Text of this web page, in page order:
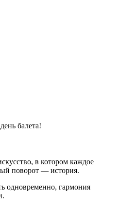
балета!
в котором каждое
поворот — история.
одновременно, гармония